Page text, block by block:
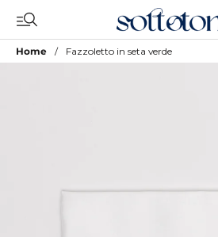
contenuto
Home Fazzoletto in seta verde